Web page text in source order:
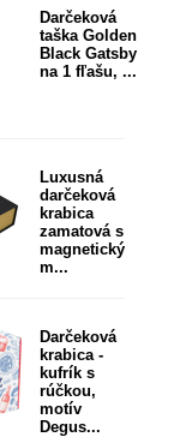
Darčeková
taška Golden
Black Gatsby
na 1 fľašu, ...
Luxusná
darčeková
krabica
zamatová s
magnetický
m...
Darčeková
krabica -
kufrík s
rúčkou,
motív
Degus...